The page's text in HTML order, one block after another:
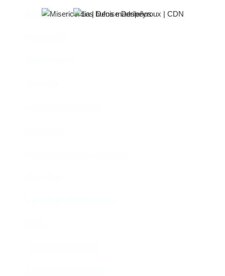
El castillo de Lindabridis